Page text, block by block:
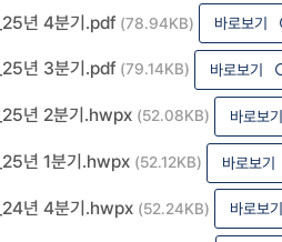
년 4분기.pdf (78.94KB) 바로보기
년 3분기.pdf (79.14KB) 바로보기
년 2분기.hwpx (52.08KB) 바로보기
년 1분기.hwpx (52.12KB) 바로보기
년 4분기.hwpx (52.24KB) 바로보기